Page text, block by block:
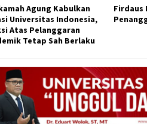
Agung Kabulkan
Universitas Indonesia,
Atas Pelanggaran
Tetap Sah Berlaku
Firdaus